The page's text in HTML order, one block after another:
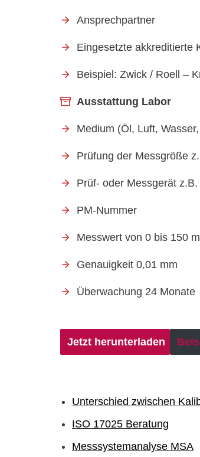
Ansprechpartner
Eingesetzte akkreditierte
Beispiel: Zwick / Roell –
Ausstattung Labor
Medium (Öl, Luft,
Prüfung der Messgröße
Prüf- oder Messgerät
PM-Nummer
Messwert von 0 bis 150
Genauigkeit 0,01 mm
Überwachung 24 Monate
Jetzt herunterladen
Unterschied zwischen
ISO 17025 Beratung
Messsystemanalyse MSA